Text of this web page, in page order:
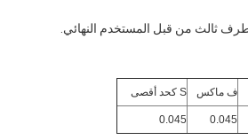
ف ماكس S كحد أقصى
0.045
0.045